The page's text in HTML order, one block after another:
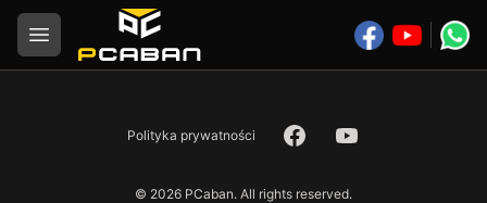
Open menu
Polityka prywatności FacebookYouTube
© 2026 PCaban. All rights reserved.